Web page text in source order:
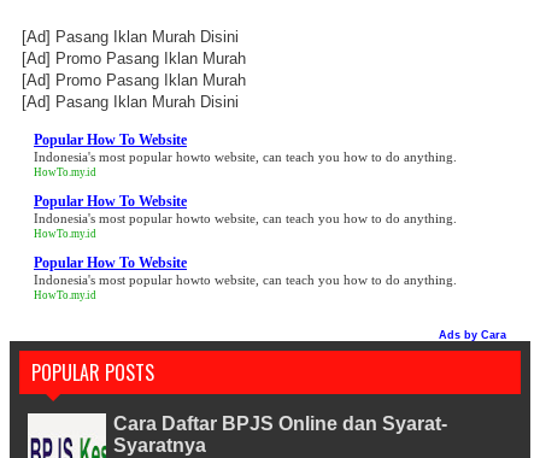
[Ad] Pasang Iklan Murah Disini
[Ad] Promo Pasang Iklan Murah
[Ad] Promo Pasang Iklan Murah
[Ad] Pasang Iklan Murah Disini
Popular How To Website
Indonesia's most popular howto website, can teach you how to do anything.
HowTo.my.id
Popular How To Website
Indonesia's most popular howto website, can teach you how to do anything.
HowTo.my.id
Popular How To Website
Indonesia's most popular howto website, can teach you how to do anything.
HowTo.my.id
Ads by Cara
POPULAR POSTS
Cara Daftar BPJS Online dan Syarat-
Syaratnya